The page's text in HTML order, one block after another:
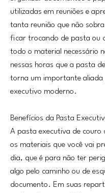
utilizadas em reuniões e
tanta reunião que não
ficar trocando de pasta ou
todo o material necessário
nessas horas que a pasta
torna um importante aliada
executivo moderno.
Benefícios da Pasta
A pasta executiva de couro
os materiais que você vai
dia, que é para não ter
algo pelo caminho ou de
documento. Em suas